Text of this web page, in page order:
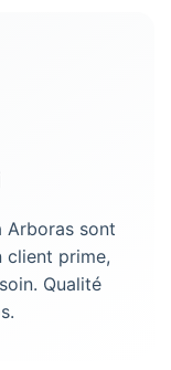
Arboras sont
client prime,
Qualité